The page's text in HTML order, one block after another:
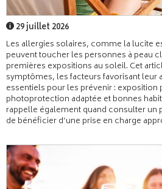
29 juillet 2026
Les allergies solaires, comme la lucite
peuvent toucher les personnes à peau
premières expositions au soleil. Cet
symptômes, les facteurs favorisant leur
essentiels pour les prévenir : exposition
photoprotection adaptée et bonnes
rappelle également quand consulter un
de bénéficier d’une prise en charge